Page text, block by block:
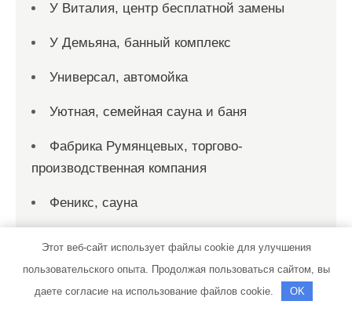
У Виталия, центр бесплатной замены
У Демьяна, банный комплекс
Универсал, автомойка
Уютная, семейная сауна и баня
Фабрика Румянцевых, торгово-
производственная компания
Феникс, сауна
Фолли-авто
Этот веб-сайт использует файлы cookie для улучшения
пользовательского опыта. Продолжая пользоваться сайтом, вы
даете согласие на использование файлов cookie.
OK